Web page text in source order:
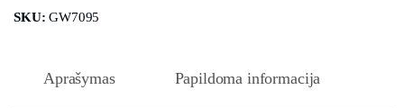
SKU:GW7095
Aprašymas Papildoma informacija